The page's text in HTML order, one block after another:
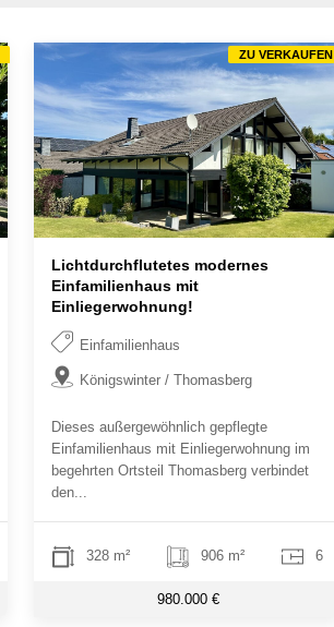
Lichtdurchflutetes modernes
Einfamilienhaus mit
Einliegerwohnung!
Einfamilienhaus
Königswinter / Thomasberg
Dieses außergewöhnlich gepflegte
Einfamilienhaus mit Einliegerwohnung im
begehrten Ortsteil Thomasberg verbindet
den...
328 m² 906 m² 6
980.000 €
ZU VERKAUFEN